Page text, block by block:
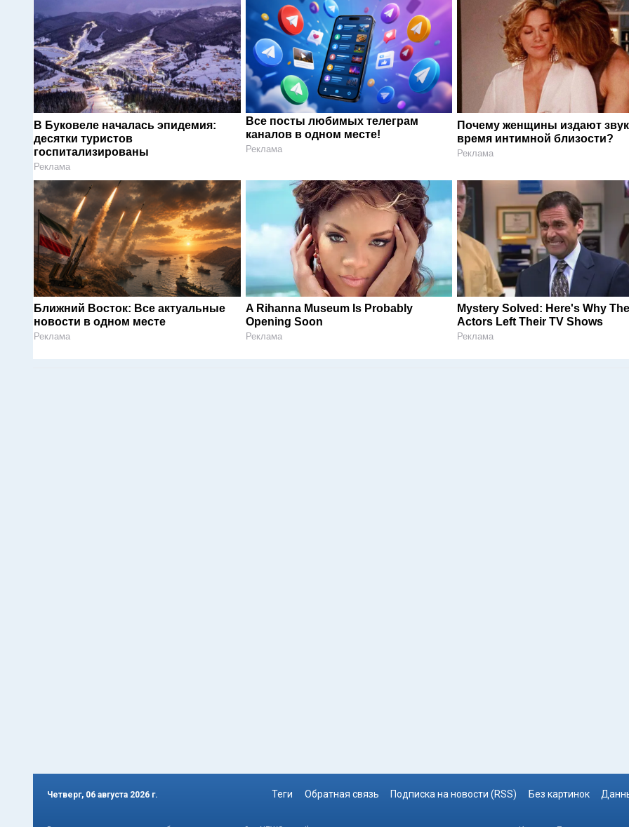
В Буковеле началась эпидемия:
десятки туристов
госпитализированы
Реклама
Все посты любимых телеграм
каналов в одном месте!
Реклама
Почему женщины издают
время интимной близости?
Реклама
Ближний Восток: Все актуальные
новости в одном месте
Реклама
A Rihanna Museum Is Probably
Opening Soon
Реклама
Mystery Solved: Here's Why
Actors Left Their TV Shows
Реклама
Четверг, 06 августа 2026 г. Теги Обратная связь Подписка на новости (RSS) Без картинок